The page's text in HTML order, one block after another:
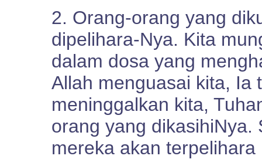
2. Orang-orang yang
dipelihara-Nya. Kita
dalam dosa yang
Allah menguasai kita, Ia
meninggalkan kita,
orang yang dikasihiNya.
mereka akan